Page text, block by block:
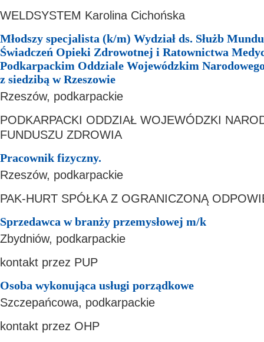
WELDSYSTEM Karolina Cichońska
Młodszy specjalista (k/m) Wydział ds. Służb
Świadczeń Opieki Zdrowotnej i Ratownictwa
Podkarpackim Oddziale Wojewódzkim
z siedzibą w Rzeszowie
Rzeszów, podkarpackie
PODKARPACKI ODDZIAŁ WOJEWÓDZKI
FUNDUSZU ZDROWIA
Pracownik fizyczny.
Rzeszów, podkarpackie
PAK-HURT SPÓŁKA Z OGRANICZONĄ
Sprzedawca w branży przemysłowej m/k
Zbydniów, podkarpackie
kontakt przez PUP
Osoba wykonująca usługi porządkowe
Szczepańcowa, podkarpackie
kontakt przez OHP